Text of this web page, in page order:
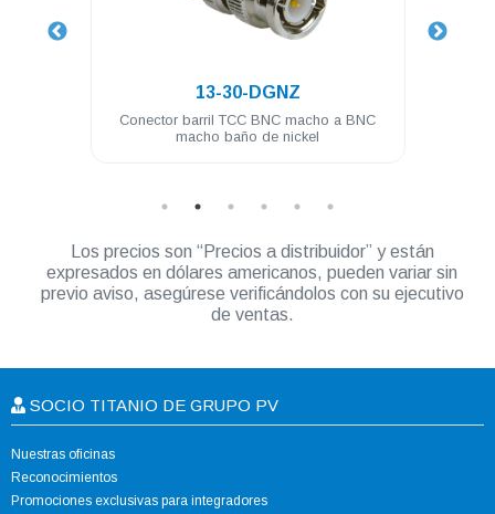
13-30-DGNZ
Conector barril TCC BNC macho a BNC
macho baño de nickel
Los precios son “Precios a distribuidor” y están
expresados en dólares americanos, pueden variar sin
previo aviso, asegúrese verificándolos con su ejecutivo
de ventas.
SOCIO TITANIO DE GRUPO PV
Nuestras oficinas
Reconocimientos
Promociones exclusivas para integradores